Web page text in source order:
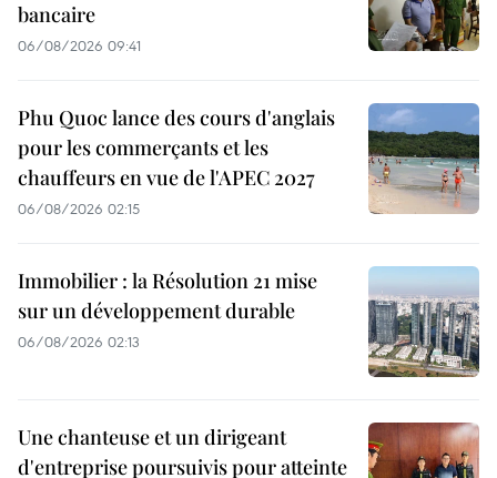
bancaire
06/08/2026 09:41
Phu Quoc lance des cours d'anglais
pour les commerçants et les
chauffeurs en vue de l'APEC 2027
06/08/2026 02:15
Immobilier : la Résolution 21 mise
sur un développement durable
06/08/2026 02:13
Une chanteuse et un dirigeant
d'entreprise poursuivis pour atteinte